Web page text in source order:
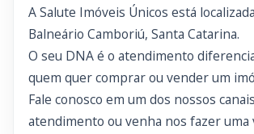
A Salute Imóveis Únicos está
Balneário Camboriú, Santa Catarina.
O seu DNA é o atendimento
quem quer comprar ou vender um
Fale conosco em um dos nossos
atendimento ou venha nos fazer uma